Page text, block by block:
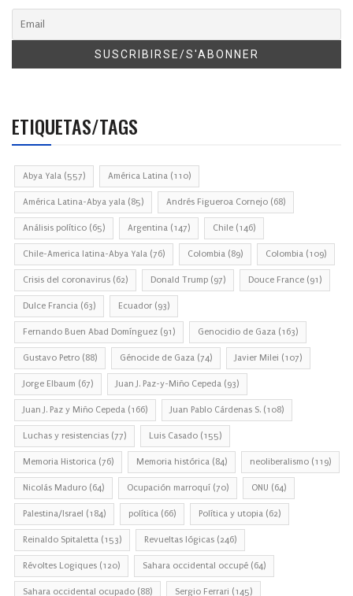
ETIQUETAS/TAGS
Abya Yala (557) América Latina (110)
América Latina-Abya yala (85) Andrés Figueroa Cornejo (68)
Análisis político (65) Argentina (147) Chile (146)
Chile-America latina-Abya Yala (76) Colombia (89) Colombia (109)
Crisis del coronavirus (62) Donald Trump (97) Douce France (91)
Dulce Francia (63) Ecuador (93)
Fernando Buen Abad Domínguez (91) Genocidio de Gaza (163)
Gustavo Petro (88) Génocide de Gaza (74) Javier Milei (107)
Jorge Elbaum (67) Juan J. Paz-y-Miño Cepeda (93)
Juan J. Paz y Miño Cepeda (166) Juan Pablo Cárdenas S. (108)
Luchas y resistencias (77) Luis Casado (155)
Memoria Historica (76) Memoria histórica (84) neoliberalismo (119)
Nicolás Maduro (64) Ocupación marroquí (70) ONU (64)
Palestina/Israel (184) política (66) Política y utopia (62)
Reinaldo Spitaletta (153) Revueltas lógicas (246)
Révoltes Logiques (120) Sahara occidental occupé (64)
Sahara occidental ocupado (88) Sergio Ferrari (145)